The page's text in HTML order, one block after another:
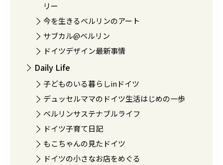
リー
今を生きるベルリンのアート
サブカル@ベルリン
ドイツデザイン最新事情
Daily Life
子どものいる暮らしinドイツ
デュッセルママのドイツ生活はじめの一歩
ベルリンサステナブルライフ
ドイツ子育て日記
もこちゃんの見たドイツ
ドイツの小さなお店をめぐる